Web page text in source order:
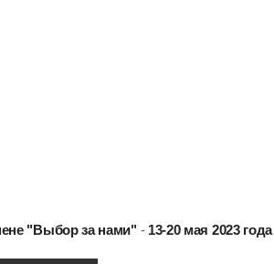
"Выбор за нами" - 13-20 мая 2023 года